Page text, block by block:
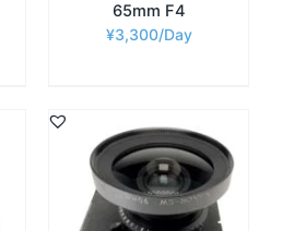
65mm F4
¥3,300